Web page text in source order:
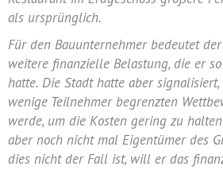
als ursprünglich.
Für den Bauunternehmer bedeutet
weitere finanzielle Belastung, die er
hatte. Die Stadt hatte aber
wenige Teilnehmer begrenzten
werde, um die Kosten gering zu
aber noch nicht mal Eigentümer des
dies nicht der Fall ist, will er das